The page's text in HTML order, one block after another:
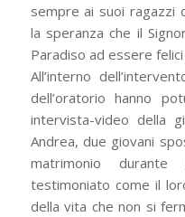
sempre ai suoi ragazzi
la speranza che il
Paradiso ad essere
All’interno
dell’oratorio hanno
intervista-video della
Andrea, due giovani
matrimonio
testimoniato come il
della vita che non si